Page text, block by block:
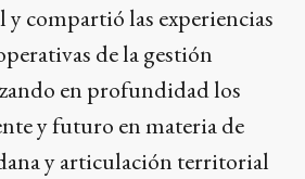
y compartió las experiencias
de la gestión
en profundidad los
y futuro en materia de
y articulación territorial